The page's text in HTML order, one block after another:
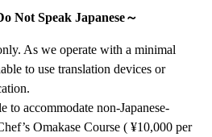
Not Speak Japanese～
As we operate with a minimal
to use translation devices or
to accommodate non-Japanese-
Omakase Course ( ¥10,000 per